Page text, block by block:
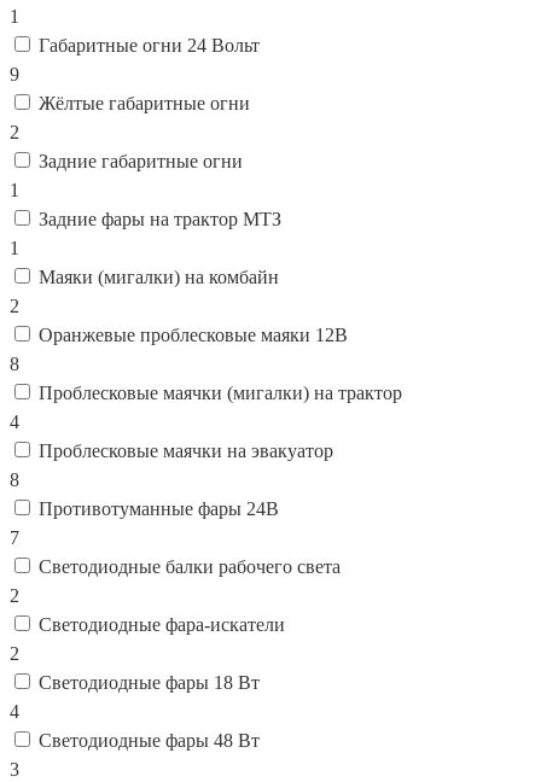
1
Габаритные огни 24 Вольт
9
Жёлтые габаритные огни
2
Задние габаритные огни
1
Задние фары на трактор МТЗ
1
Маяки (мигалки) на комбайн
2
Оранжевые проблесковые маяки 12В
8
Проблесковые маячки (мигалки) на трактор
4
Проблесковые маячки на эвакуатор
8
Противотуманные фары 24В
7
Светодиодные балки рабочего света
2
Светодиодные фара-искатели
2
Светодиодные фары 18 Вт
4
Светодиодные фары 48 Вт
3